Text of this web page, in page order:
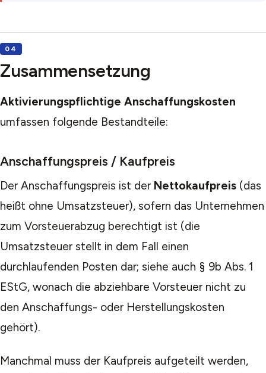
Zusammensetzung
Aktivierungspflichtige Anschaffungskosten
umfassen folgende Bestandteile:
Anschaffungspreis / Kaufpreis
Der Anschaffungspreis ist der Nettokaufpreis (das
heißt ohne Umsatzsteuer), sofern das Unternehmen
zum Vorsteuerabzug berechtigt ist (die
Umsatzsteuer stellt in dem Fall einen
durchlaufenden Posten dar; siehe auch § 9b Abs. 1
EStG, wonach die abziehbare Vorsteuer nicht zu
den Anschaffungs- oder Herstellungskosten
gehört).
Manchmal muss der Kaufpreis aufgeteilt werden,